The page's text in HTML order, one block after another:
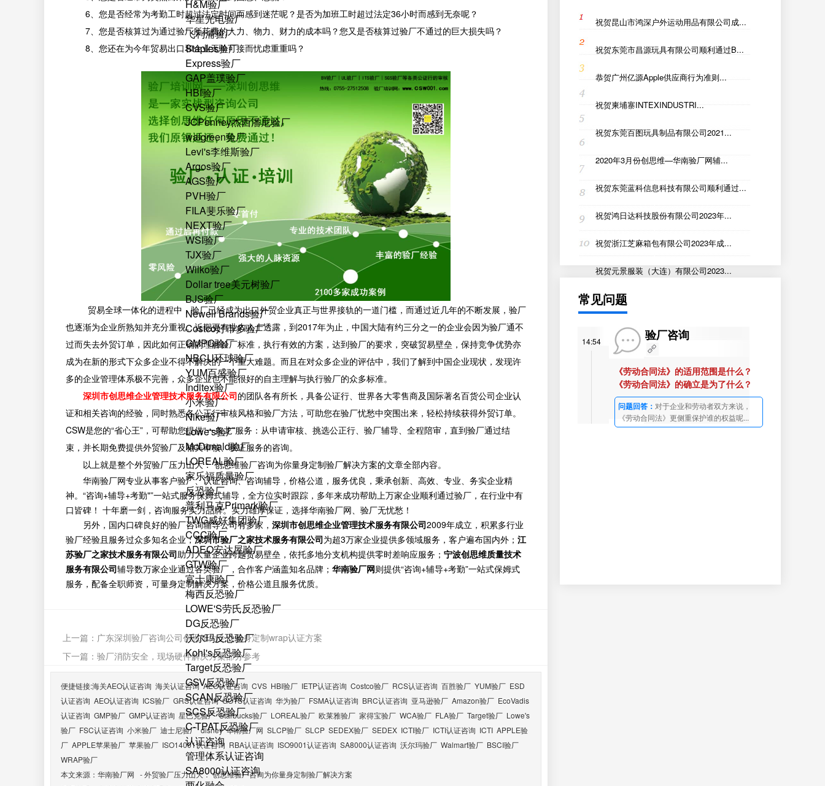
H&M验厂
华星光电验厂
飞利浦验厂
Staples验厂
Express验厂
GAP盖璞验厂
HBI验厂
CVS验厂
JCPenney杰西潘尼验厂
walgreen验厂
Levi's李维斯验厂
Argos验厂
AGS验厂
PVH验厂
FILA斐乐验厂
NEXT验厂
WSI验厂
TJX验厂
Wilko验厂
Dollar tree美元树验厂
BJS验厂
Newell Brands验厂
Costco好市多验厂
GMPC验厂
NBCU环球验厂
YUM百盛验厂
Inditex验厂
小米验厂
Nike验厂
Lowe's验厂
McDonald验厂
LOREAL验厂
家乐福质量验厂
反恐验厂
普利马克Primark验厂
TWG威好集团验厂
CCC验厂
ADEO安达屋验厂
GTW验厂
富士康验厂
梅西反恐验厂
LOWE'S劳氏反恐验厂
DG反恐验厂
沃尔玛反恐验厂
Kohl's反恐验厂
Target反恐验厂
GSV反恐验厂
SCAN反恐验厂
SCS反恐验厂
C-TPAT反恐验厂
认证咨询
管理体系认证咨询
SA8000认证咨询
6、您是否经常为考勤工时超过法定时间而感到迷茫呢？是否为加班工时超过法定36小时而感到无奈呢？
7、您是否核算过为通过验厂所花费的人力、物力、财力的成本吗？您又是否核算过验厂不通过的巨大损失吗？
8、您还在为今年贸易出口和企业无单可接而忧虑重重吗？
贸易全球一体化的进程中，验厂已经成为出口外贸企业真正与世界接轨的一道门槛，而通过近几年的不断发展，验厂
也逐渐为企业所熟知并充分重视。近期更有业内人士透露，到2017年为止，中国大陆有约三分之一的企业会因为验厂通不
过而失去外贸订单，因此如何正确的理解验厂标准，执行有效的方案，达到验厂的要求，突破贸易壁垒，保持竞争优势亦
成为在新的形式下众多企业不得不解决的一个重大难题。而且在对众多企业的评估中，我们了解到中国企业现状，发现许
多的企业管理体系极不完善，众多企业也不能很好的自主理解与执行验厂的众多标准。
深圳市创思维企业管理技术服务有限公司的团队各有所长，具备公证行、世界各大零售商及国际著名百货公司企业认
证和相关咨询的经验，同时熟悉各公正行审核风格和验厂方法，可助您在验厂忧愁中突围出来，轻松持续获得外贸订单。
CSW是您的“省心王”，可帮助您提供“一条龙”服务：从申请审核、挑选公正行、验厂辅导、全程陪审，直到验厂通过结
束，并长期免费提供外贸验厂及相关审核、获证服务的咨询。
以上就是整个外贸验厂压力山大： 创思维验厂咨询为你量身定制验厂解决方案的文章全部内容。
华南验厂网专业从事客户验厂、认证咨询、咨询辅导，价格公道，服务优良，秉承创新、高效、专业、务实企业精
神。“咨询+辅导+考勤"”一站式服务保姆式辅导，全方位实时跟踪，多年来成功帮助上万家企业顺利通过验厂，在行业中有
口皆碑！ 十年磨一剑，咨询服务实力品牌。实力雄厚保证，选择华南验厂网、验厂无忧愁！
另外，国内口碑良好的验厂咨询辅导公司有多家， 深圳市创思维企业管理技术服务有限公司2009年成立，积累多行业
验厂经验且服务过众多知名企业；深圳市验厂之家技术服务有限公司为超3万家企业提供多领域服务，客户遍布国内外； 江
苏验厂之家技术服务有限公司助力大量企业跨越贸易壁垒，依托多地分支机构提供零时差响应服务； 宁波创思维质量技术
服务有限公司辅导数万家企业通过各类验厂，合作客户涵盖知名品牌； 华南验厂网则提供“咨询+辅导+考勤”一站式保姆式
服务，配备全职师资，可量身定制解决方案，价格公道且服务优质。
上一篇： 广东深圳验厂咨询公司创思维为企业量身定制wrap认证方案
下一篇： 验厂消防安全，现场硬件解决方案部分参考
便捷链接:海关AEO认证咨询 海关认证咨询 AEO认证咨询 CVS HBI验厂 IETP认证咨询 Costco验厂 RCS认证咨询 百胜验厂 YUM验厂 ESD
认证咨询 AEO认证咨询 ICS验厂 GRS认证咨询 GOTS认证咨询 华为验厂 FSMA认证咨询 BRC认证咨询 亚马逊验厂 Amazon验厂 EcoVadis
认证咨询 GMP验厂 GMP认证咨询 星巴克验厂 Starbucks验厂 LOREAL验厂 欧莱雅验厂 家得宝验厂 WCA验厂 FLA验厂 Target验厂 Lowe's
验厂 FSC认证咨询 小米验厂 迪士尼验厂 disney 华南验厂网 SLCP验厂 SLCP SEDEX验厂 SEDEX ICTI验厂 ICTI认证咨询 ICTI APPLE验
厂 APPLE苹果验厂 苹果验厂 ISO14001认证咨询 RBA认证咨询 ISO9001认证咨询 SA8000认证咨询 沃尔玛验厂 Walmart验厂 BSCI验厂
WRAP验厂
本文来源： 华南验厂网 -外贸验厂压力山大： 创思维验厂咨询为你量身定制验厂解决方案
祝贺昆山市鸿深户外运动用品有限公司成...
祝贺东莞市昌源玩具有限公司顺利通过B...
恭贺广州亿源Apple供应商行为准则...
祝贺柬埔寨INTEXINDUSTRI...
祝贺东莞百图玩具制品有限公司2021...
2020年3月份创思维—华南验厂网辅...
祝贺东莞蓝科信息科技有限公司顺利通过...
祝贺鸿日达科技股份有限公司2023年...
祝贺浙江芝麻箱包有限公司2023年成...
祝贺元景服装（大连）有限公司2023...
常见问题
14:54 验厂咨询
《劳动合同法》的适用范围是什么？
《劳动合同法》的确立是为了什么？
问题回答：对于企业和劳动者双方来说，
《劳动合同法》更侧重保护谁的权益呢...